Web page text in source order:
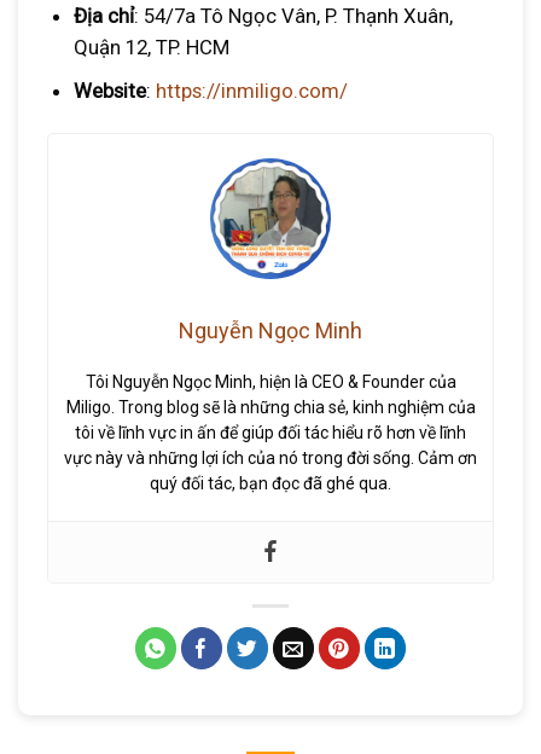
Địa chỉ: 54/7a Tô Ngọc Vân, P. Thạnh Xuân,
Quận 12, TP. HCM
Website: https://inmiligo.com/
Nguyễn Ngọc Minh
Tôi Nguyễn Ngọc Minh, hiện là CEO & Founder của
Miligo. Trong blog sẽ là những chia sẻ, kinh nghiệm của
tôi về lĩnh vực in ấn để giúp đối tác hiểu rõ hơn về lĩnh
vực này và những lợi ích của nó trong đời sống. Cảm ơn
quý đối tác, bạn đọc đã ghé qua.